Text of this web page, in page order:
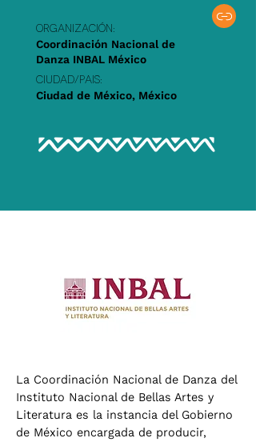
Organización:
Coordinación Nacional de
Danza INBAL México
Ciudad/PAIS:
Ciudad de México, México
La Coordinación Nacional de Danza del
Instituto Nacional de Bellas Artes y
Literatura es la instancia del Gobierno
de México encargada de producir,